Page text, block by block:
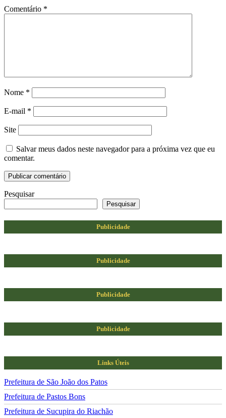
Comentário *
Nome *
E-mail *
Site
Salvar meus dados neste navegador para a próxima vez que eu
comentar.
Pesquisar
Pesquisar
Publicidade
Publicidade
Publicidade
Publicidade
Links Úteis
Prefeitura de São João dos Patos
Prefeitura de Pastos Bons
Prefeitura de Sucupira do Riachão